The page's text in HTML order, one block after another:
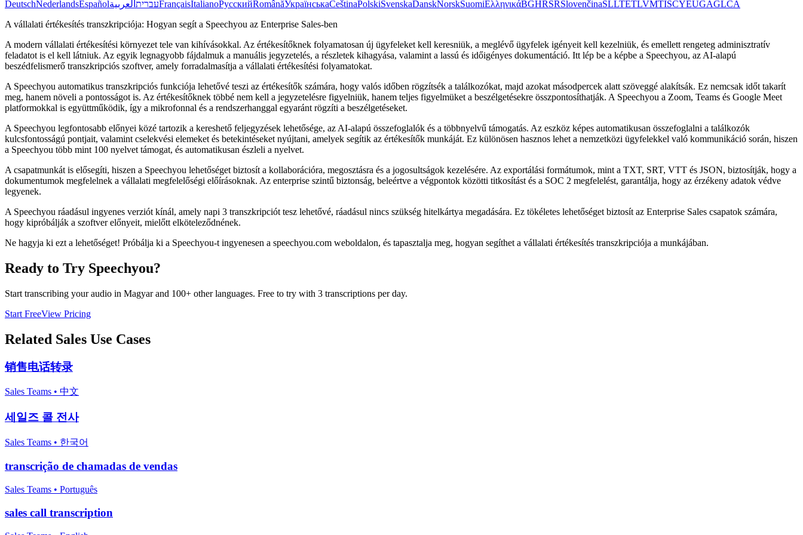
DeutschNederlandsEspañol עברית العربية FrançaisItalianoРусскийRomânăУкраїнськаČeštinaPolskiSvenskaDanskNorskSuomiΕλληνικάBGHRSRSlovenčinaSLLTETLVMTISCYEUGAGLCA
A vállalati értékesítés transzkripciója: Hogyan segít a Speechyou az Enterprise Sales-ben
A modern vállalati értékesítési környezet tele van kihívásokkal. Az értékesítőknek folyamatosan új ügyfeleket kell keresniük, a meglévő ügyfelek igényeit kell kezelniük, és emellett rengeteg adminisztratív
feladatot is el kell látniuk. Az egyik legnagyobb fájdalmuk a manuális jegyzetelés, a részletek kihagyása, valamint a lassú és időigényes dokumentáció. Itt lép be a képbe a Speechyou, az AI-alapú
beszédfelismerő transzkripciós szoftver, amely forradalmasítja a vállalati értékesítési folyamatokat.
A Speechyou automatikus transzkripciós funkciója lehetővé teszi az értékesítők számára, hogy valós időben rögzítsék a találkozókat, majd azokat másodpercek alatt szöveggé alakítsák. Ez nemcsak időt takarít
meg, hanem növeli a pontosságot is. Az értékesítőknek többé nem kell a jegyzetelésre figyelniük, hanem teljes figyelmüket a beszélgetésekre összpontosíthatják. A Speechyou a Zoom, Teams és Google Meet
platformokkal is együttműködik, így a mikrofonnal és a rendszerhanggal egyaránt rögzíti a beszélgetéseket.
A Speechyou legfontosabb előnyei közé tartozik a kereshető feljegyzések lehetősége, az AI-alapú összefoglalók és a többnyelvű támogatás. Az eszköz képes automatikusan összefoglalni a találkozók
kulcsfontosságú pontjait, valamint cselekvési elemeket és betekintéseket nyújtani, amelyek segítik az értékesítők munkáját. Ez különösen hasznos lehet a nemzetközi ügyfelekkel való kommunikáció során, hiszen
a Speechyou több mint 100 nyelvet támogat, és automatikusan észleli a nyelvet.
A csapatmunkát is elősegíti, hiszen a Speechyou lehetőséget biztosít a kollaborációra, megosztásra és a jogosultságok kezelésére. Az exportálási formátumok, mint a TXT, SRT, VTT és JSON, biztosítják, hogy a
dokumentumok megfelelnek a vállalati megfelelőségi előírásoknak. Az enterprise szintű biztonság, beleértve a végpontok közötti titkosítást és a SOC 2 megfelelést, garantálja, hogy az érzékeny adatok védve
legyenek.
A Speechyou ráadásul ingyenes verziót kínál, amely napi 3 transzkripciót tesz lehetővé, ráadásul nincs szükség hitelkártya megadására. Ez tökéletes lehetőséget biztosít az Enterprise Sales csapatok számára,
hogy kipróbálják a szoftver előnyeit, mielőtt elköteleződnének.
Ne hagyja ki ezt a lehetőséget! Próbálja ki a Speechyou-t ingyenesen a speechyou.com weboldalon, és tapasztalja meg, hogyan segíthet a vállalati értékesítés transzkripciója a munkájában.
Ready to Try Speechyou?
Start transcribing your audio in Magyarand 100+ other languages. Free to try with 3 transcriptions per day.
Start FreeView Pricing
Related Sales Use Cases
销售电话转录
Sales Teams • 中文
세일즈 콜 전사
Sales Teams • 한국어
transcrição de chamadas de vendas
Sales Teams • Português
sales call transcription